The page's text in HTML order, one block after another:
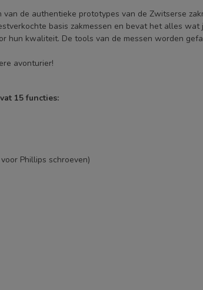
van de authentieke prototypes van de Zwitserse
basis zakmessen en bevat het alles wat
hun kwaliteit. De tools van de messen worden
avonturier!
15 functies:
Phillips schroeven)